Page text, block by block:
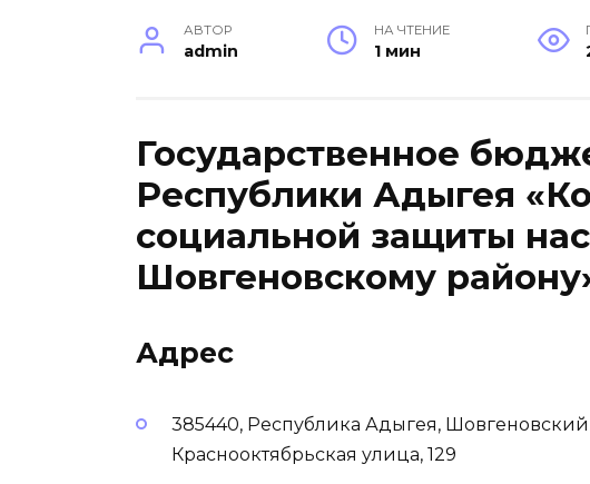
АВТОР
admin
НА ЧТЕНИЕ
1 мин
Государственное
Республики Адыгея
социальной защиты
Шовгеновскому
Адрес
385440, Республика Адыгея, Шовгеновский
Краснооктябрьская улица, 129